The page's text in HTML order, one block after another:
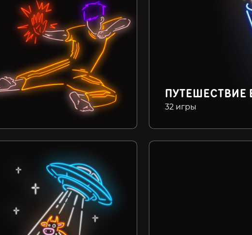
ПУТЕШЕСТВИЕ
32 игры